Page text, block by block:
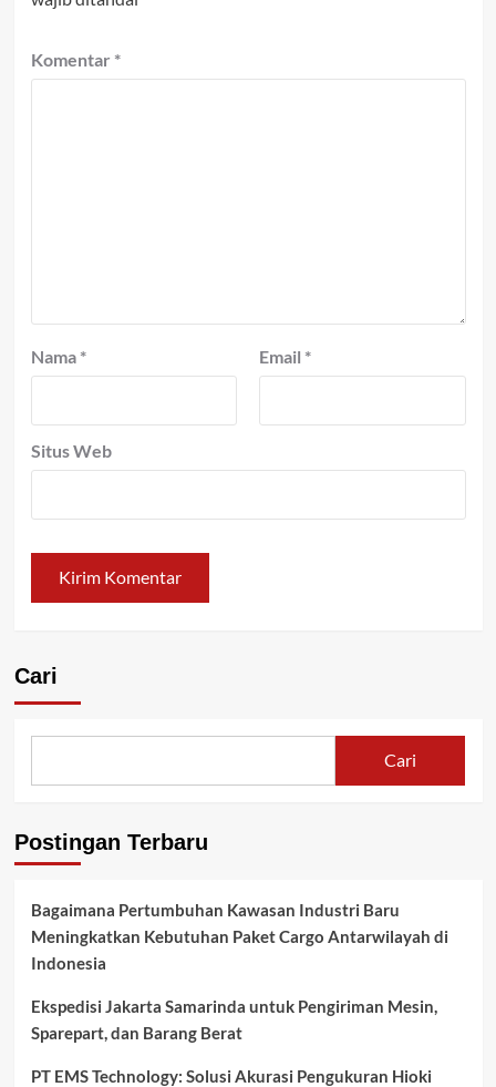
Komentar *
Nama * Email *
Situs Web
Cari
Cari
Postingan Terbaru
Bagaimana Pertumbuhan Kawasan Industri Baru
Meningkatkan Kebutuhan Paket Cargo Antarwilayah di
Indonesia
Ekspedisi Jakarta Samarinda untuk Pengiriman Mesin,
Sparepart, dan Barang Berat
PT EMS Technology: Solusi Akurasi Pengukuran Hioki